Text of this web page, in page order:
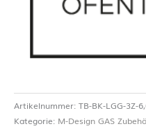
Artikelnummer: TB-BK-LGG-3Z-
Kategorie: M-Design GAS